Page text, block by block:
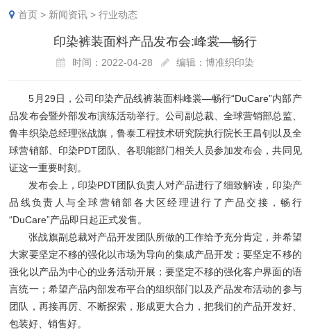
首页 > 新闻资讯 >行业动态
印染裤装面料产品发布会:峰裳—畅行
时间：2022-04-28 编辑：博准织印染
5月29日，公司印染产品线裤装面料峰裳—畅行“DuCare”内部产
品发布会暨外部发布演练活动举行。公司副总裁、全球营销部总监、
鲁丰织染总经理张战旗，鲁泰工程技术研究院执行院长王昌钊以及全
球营销部、印染PDT团队、各职能部门相关人员参加发布会，共同见
证这一重要时刻。
发布会上，印染PDT团队负责人对产品进行了细致解读，印染产
品线负责人与全球营销部各大区经理进行了产品交接，畅行
“DuCare”产品即日起正式发售。
张战旗副总裁对产品开发团队所做的工作给予充分肯定，并希望
大家要坚定不移的强化以市场为导向的集成产品开发；要坚定不移的
强化以产品为中心的业务活动开展；要坚定不移的强化客户界面的语
言统一；希望产品内部发布平台的组织部门以及产品发布活动的参与
团队，再接再厉、不断探索，形成更大合力，把我们的产品开发好、
包装好、销售好。